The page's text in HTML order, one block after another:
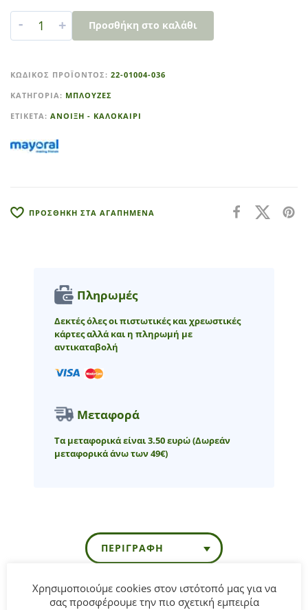
- + Προσθήκη στο καλάθι
t
e
r
a
e
ΚΩΔΙΚΌΣ ΠΡΟΪΌΝΤΟΣ: 22-01004-036
ΚΑΤΗΓΟΡΊΑ: ΜΠΛΟΥΖΕΣ
ΕΤΙΚΈΤΑ: ΑΝΟΙΞΗ - ΚΑΛΟΚΑΙΡΙ
ΠΡΟΣΘΗΚΗ ΣΤΑ ΑΓΑΠΗΜΕΝΑ
Πληρωμές
Δεκτές όλες οι πιστωτικές και χρεωστικές
κάρτες αλλά και η πληρωμή με
αντικαταβολή
Μεταφορά
Τα μεταφορικά είναι 3.50 ευρώ(Δωρεάν
μεταφορικά άνω των 49€)
ΠΕΡΙΓΡΑΦΉ
Μπλούζα κοντομάνικη PLAY WITH ECOFRIENDS για αγόρι
Χρησιμοποιούμε cookies στον ιστότοπό μας για να
σας προσφέρουμε την πιο σχετική εμπειρία